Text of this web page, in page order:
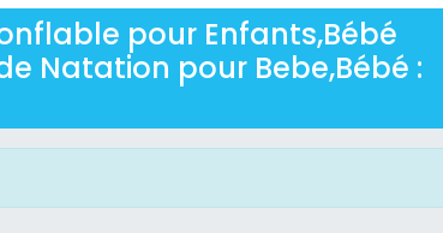
pour Enfants,Bébé
Natation pour Bebe,Bébé :